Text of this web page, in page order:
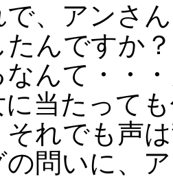
で、アンさ
たんですか
なんて・・
当たっても
それでも声
問いに、ア